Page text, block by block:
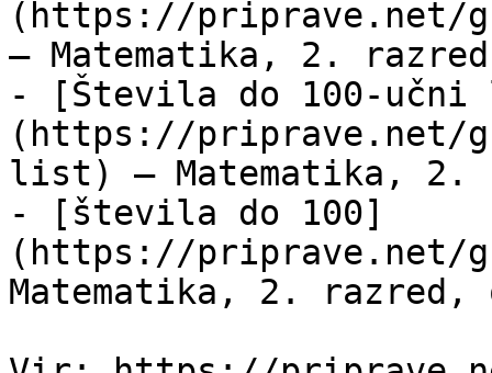
(https://priprave.net/
— Matematika, 2.
- [Števila do 100-
(https://priprave.net/
list) — Matematika, 2.
- [števila do 100]
(https://priprave.net/
Matematika, 2. razred,